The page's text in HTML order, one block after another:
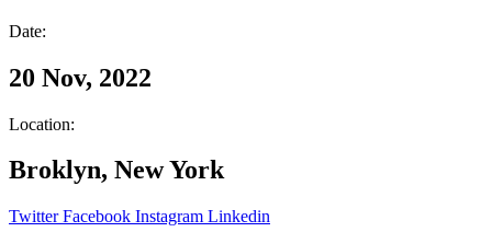
Date:
20 Nov, 2022
Location:
Broklyn, New York
Twitter Facebook Instagram Linkedin